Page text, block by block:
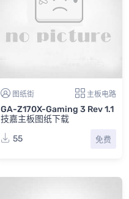
图纸街 主板电路
GA-Z170X-Gaming 3 Rev 1.1
技嘉主板图纸下载
55
免费